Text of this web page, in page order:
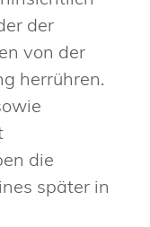
der
von der
herrühren.
die
später in